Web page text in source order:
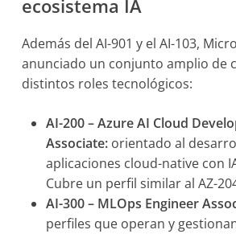
ecosistema IA
Además del AI-901 y el AI-103,
anunciado un conjunto amplio de
distintos roles tecnológicos:
AI-200 – Azure AI Cloud
Associate:orientado al
aplicaciones cloud-native con
Cubre un perfil similar al AZ-
AI-300 – MLOps Engineer
perfiles que operan y